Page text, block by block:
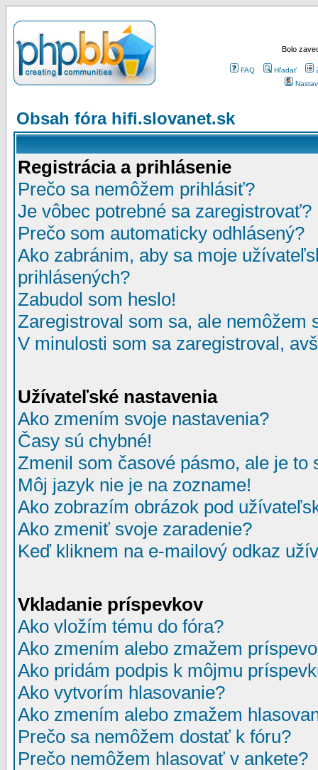
Bolo
FAQ Hľadať
Obsah fóra hifi.slovanet.sk
Registrácia a prihlásenie
Prečo sa nemôžem prihlásiť?
Je vôbec potrebné sa zaregistrovať?
Prečo som automaticky odhlásený?
Ako zabránim, aby sa moje
prihlásených?
Zabudol som heslo!
Zaregistroval som sa, ale nemôžem
V minulosti som sa zaregistroval,
Užívateľské nastavenia
Ako zmením svoje nastavenia?
Časy sú chybné!
Zmenil som časové pásmo, ale je to
Môj jazyk nie je na zozname!
Ako zobrazím obrázok pod
Ako zmeniť svoje zaradenie?
Keď kliknem na e-mailový odkaz
Vkladanie príspevkov
Ako vložím tému do fóra?
Ako zmením alebo zmažem
Ako pridám podpis k môjmu
Ako vytvorím hlasovanie?
Ako zmením alebo zmažem
Prečo sa nemôžem dostať k fóru?
Prečo nemôžem hlasovať v ankete?